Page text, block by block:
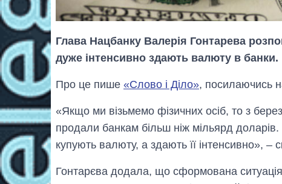
Глава Нацбанку Валерія Гонтарева
дуже інтенсивно здають валюту в банки.
Про це пише «Слово і Діло», посилаючись
«Якщо ми візьмемо фізичних осіб, то з
продали банкам більш ніж мільярд
купують валюту, а здають її інтенсивно», –
Гонтарєва додала, що сформована